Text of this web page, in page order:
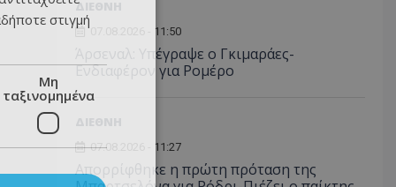
ΔΙΕΘΝΗ
07.08.2026 - 11:50
Άρσεναλ: Υπέγραψε ο Γκιμαράες-
Ενδιαφέρον για Ρομέρο
07.08.2026 - 11:27
Απορρίφθηκε η πρώτη πρόταση της
στιγμή
Μη
ταξινομημένα